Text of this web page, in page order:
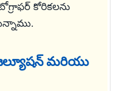
కోరికలను
మరియు